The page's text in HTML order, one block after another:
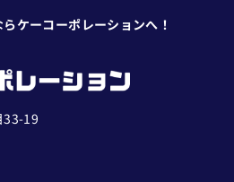
ケーコーポレーションへ！
33-19